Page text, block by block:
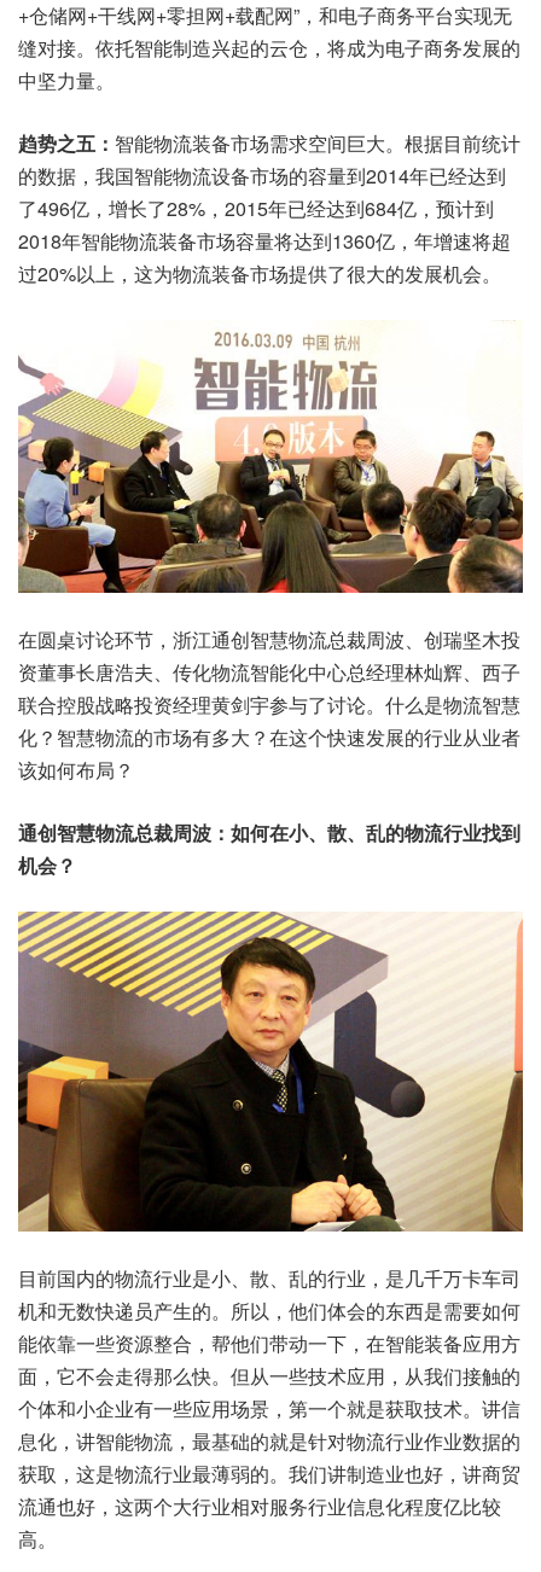
+仓储网+干线网+零担网+载配网”，和电子商务平台实现无
缝对接。依托智能制造兴起的云仓，将成为电子商务发展的
中坚力量。
趋势之五： 智能物流装备市场需求空间巨大。根据目前统计
的数据，我国智能物流设备市场的容量到2014年已经达到
了496亿，增长了28%，2015年已经达到684亿，预计到
2018年智能物流装备市场容量将达到1360亿，年增速将超
过20%以上，这为物流装备市场提供了很大的发展机会。
在圆桌讨论环节，浙江通创智慧物流总裁周波、创瑞坚木投
资董事长唐浩夫、传化物流智能化中心总经理林灿辉、西子
联合控股战略投资经理黄剑宇参与了讨论。什么是物流智慧
化？智慧物流的市场有多大？在这个快速发展的行业从业者
该如何布局？
通创智慧物流总裁周波：如何在小、散、乱的物流行业找到
机会？
目前国内的物流行业是小、散、乱的行业，是几千万卡车司
机和无数快递员产生的。所以，他们体会的东西是需要如何
能依靠一些资源整合，帮他们带动一下，在智能装备应用方
面，它不会走得那么快。但从一些技术应用，从我们接触的
个体和小企业有一些应用场景，第一个就是获取技术。讲信
息化，讲智能物流 ，最基础的就是针对物流行业作业数据的
获取，这是物流行业最薄弱的。我们讲制造业也好，讲商贸
流通也好，这两个大行业相对服务行业信息化程度亿比较
高。